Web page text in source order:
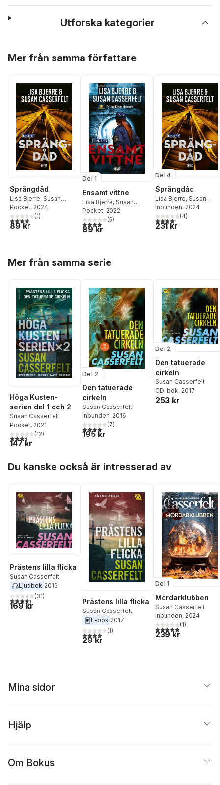
Utforska kategorier
Mer från samma författare
Sprängdåd
Lisa Bjerre, Susan
Casserfelt
Pocket, 2024
4,0utav 5 stjärnor. Totalt antal röster:
(1)
89 kr
Del 1
Ensamt vittne
Lisa Bjerre, Susan
Casserfelt
Pocket, 2022
4,0utav 5 stjärnor. Totalt antal röster:
(5)
89 kr
Del 4
Sprängdåd
Lisa Bjerre, Susan
Casserfelt
Inbunden, 2024
4,3utav 5 stjärnor.
(4)
231 kr
Mer från samma serie
Höga Kusten-
serien del 1 och 2
Susan Casserfelt
Pocket, 2021
3,5utav 5 stjärnor. Totalt antal röster:
(12)
147 kr
Del 2
Den tatuerade
cirkeln
Susan Casserfelt
Inbunden, 2016
4,1utav 5 stjärnor. Totalt antal röster:
(7)
195 kr
Del 2
Den tatuerade
cirkeln
Susan Casserfelt
CD-bok, 2017
253 kr
Du kanske också är intresserad av
Prästens lilla flicka
Susan Casserfelt
Ljudbok 2016
4,3utav 5 stjärnor. Totalt antal röster:
(31)
169 kr Prästens lilla flicka
Susan Casserfelt
E-bok 2017
4,0utav 5 stjärnor. Totalt antal röster:
(1)
29 kr
Del 1
Mördarklubben
Susan Casserfelt
Inbunden, 2024
5,0utav 5 stjärnor.
(1)
239 kr
Mina sidor
Hjälp
Om Bokus